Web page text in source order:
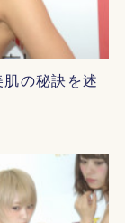
の秘訣を述